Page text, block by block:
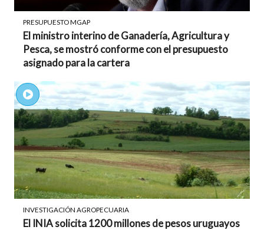
PRESUPUESTO MGAP
El ministro interino de Ganadería, Agricultura y
Pesca, se mostró conforme con el presupuesto
asignado para la cartera
INVESTIGACIÓN AGROPECUARIA
El INIA solicita 1200 millones de pesos uruguayos